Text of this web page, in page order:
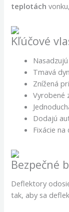
teplotách
Kľúčové
Tmavá
Znížená
Vyrobené
Dodajú
Fixácie
Bezpečné
Deflektory
tak, aby sa